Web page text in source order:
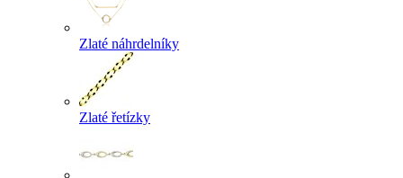
Zlaté náhrdelníky
Zlaté řetízky